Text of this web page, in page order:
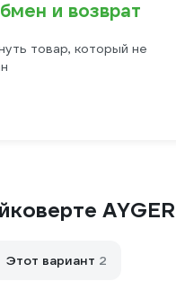
и возврат
товар, который не
AYGER
Этот вариант 2